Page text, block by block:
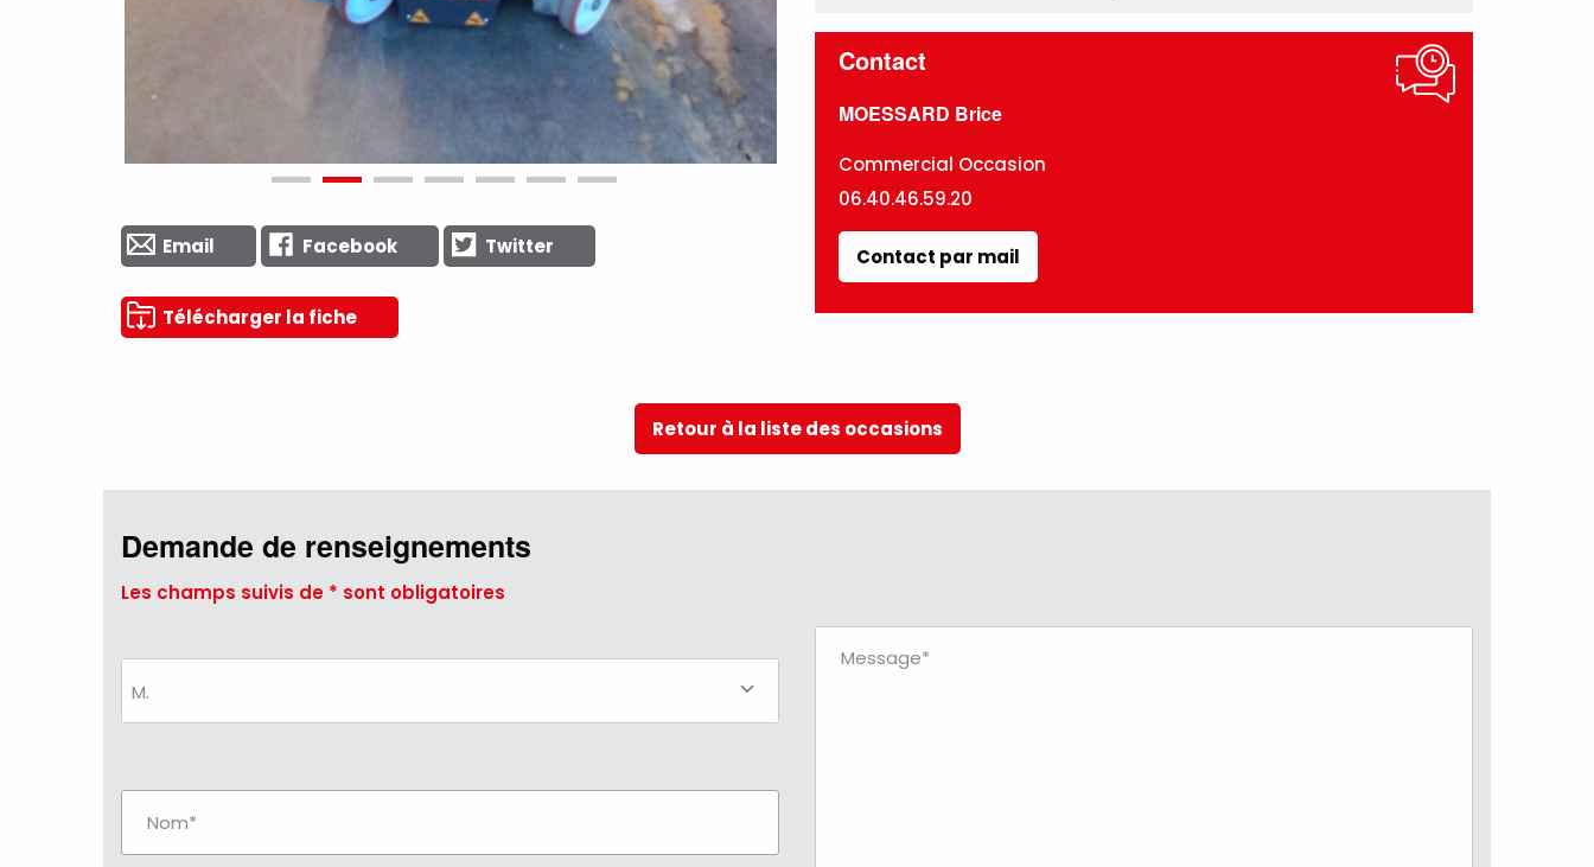
Email Facebook Twitter
Télécharger la fiche
Contact
MOESSARD Brice
Commercial Occasion
06.40.46.59.20
Contact par mail
Retour à la liste des occasions
Demande de renseignements
Les champs suivis de * sont obligatoires
M.